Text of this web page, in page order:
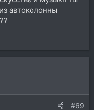
автоколонны
#69